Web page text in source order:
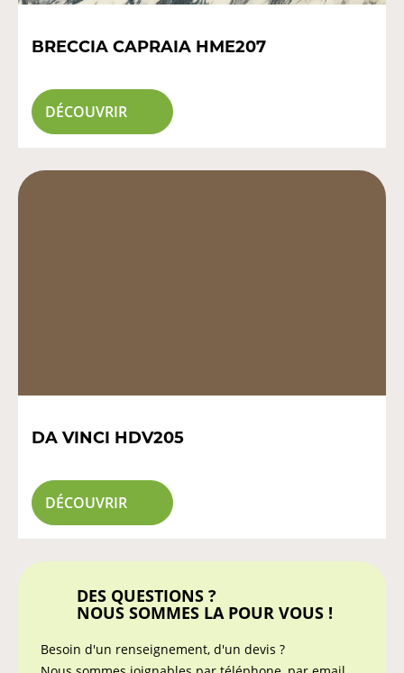
BRECCIA CAPRAIA HME207
DÉCOUVRIR
DA VINCI HDV205
DÉCOUVRIR
DES QUESTIONS ?
NOUS SOMMES LA POUR VOUS !
Besoin d'un renseignement, d'un devis ?